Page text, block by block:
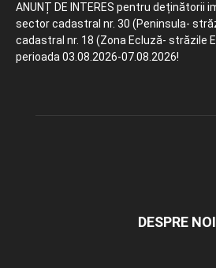
ANUNȚ DE INTERES pentru deținătorii
sector cadastral nr. 30 (Peninsula-
cadastral nr. 18 (Zona Ecluză- străzile
perioada 03.08.2026-07.08.2026!
DESPRE NOI